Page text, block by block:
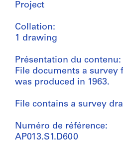
Project
Collation:
1 drawing
Présentation du contenu:
File documents a
was produced in 1963.
File contains a survey
Numéro de référence:
AP013.S1.D600